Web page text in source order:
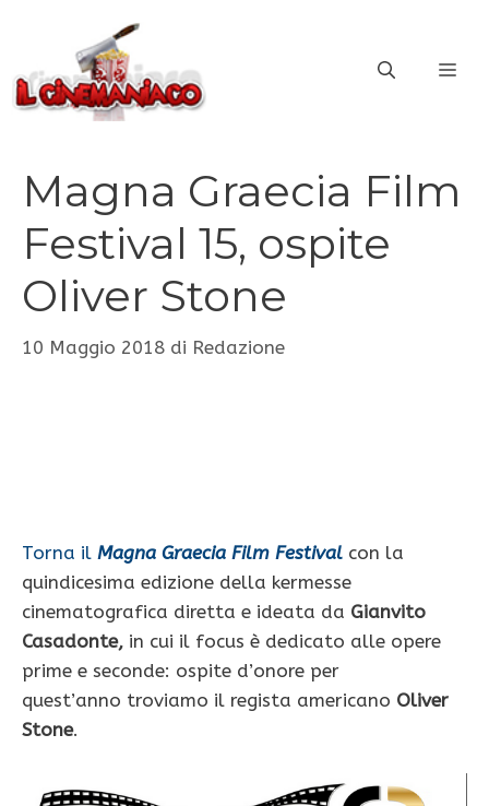
contenuto
Magna Graecia Film
Festival 15, ospite
Oliver Stone
10 Maggio 2018 di Redazione
Torna il Magna Graecia Film Festival con la
quindicesima edizione della kermesse
cinematografica diretta e ideata da Gianvito
Casadonte, in cui il focus è dedicato alle opere
prime e seconde: ospite d’onore per
quest’anno troviamo il regista americano Oliver
Stone.